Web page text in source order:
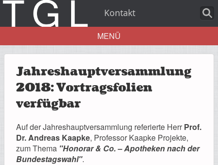
Kontakt
MENÜ
Jahreshauptversammlung
2018: Vortragsfolien
verfügbar
Auf der Jahreshauptversammlung referierte Herr Prof.
Dr. Andreas Kaapke, Professor Kaapke Projekte,
zum Thema "Honorar & Co. – Apotheken nach der
Bundestagswahl".